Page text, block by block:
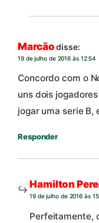
Marcãodisse:
19 de julho de 2016 às 12:54
Concordo com o
uns dois
jogar uma serie B,
Responder
Hamilton
19 de julho de 2016 às
Perfeitamente,